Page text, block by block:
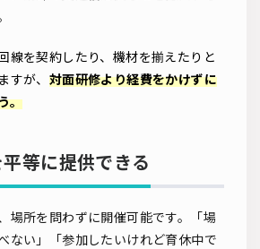
線を契約したり、機材を揃えたりと
すが、 対面研修より経費をかけずに
。
等に提供できる
場所を問わずに開催可能です。「場
ない」「参加したいけれど育休中で